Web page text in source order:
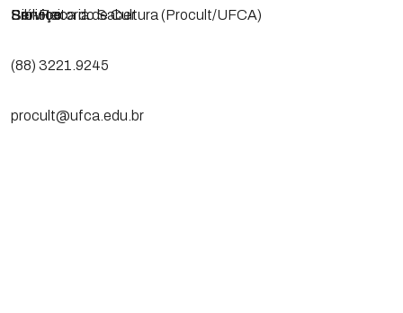
Serviço
Biblioteca do Saber
Pró-Reitoria de Cultura (Procult/UFCA)
(88) 3221.9245
procult@ufca.edu.br